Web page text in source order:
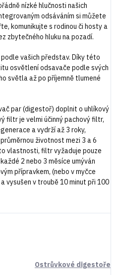
nízké hlučnosti našich
odsáváním si můžete
komunikujte s rodinou či hosty a
zbytečného hluku na pozadí.
vašich představ. Díky této
osvětlení odsavače podle svých
světla až po příjemně tlumené
par (digestoř) doplnit o uhlíkový
filtr je velmi účinný pachový filtr,
a vydrží až 3 roky,
životnost mezi 3 a 6
vlastnosti, filtr vyžaduje pouze
2 nebo 3 měsíce umýván
přípravkem, (nebo v myčce
vysušen v troubě 10 minut při 100
Ostrůvkové digestoře